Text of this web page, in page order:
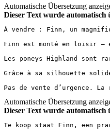
Automatische Übersetzung
Dieser Text wurde automatisch
À vendre : Finn, un
Finn est monté en loisir –
Les poneys Highland sont
Grâce à sa silhouette
Pas de vente d’urgence.
Automatische Übersetzung
Dieser Text wurde automatisch
Te koop staat Finn, een